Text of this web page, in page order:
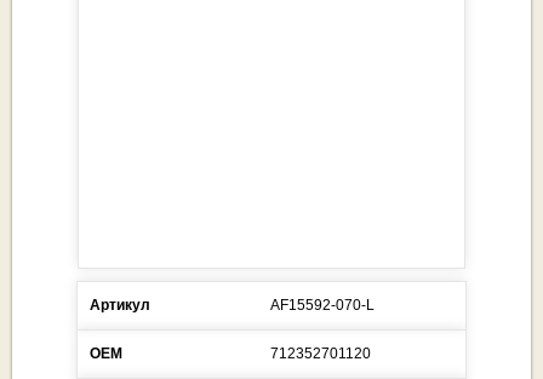
Артикул AF15592-070-L
ОЕМ 712352701120